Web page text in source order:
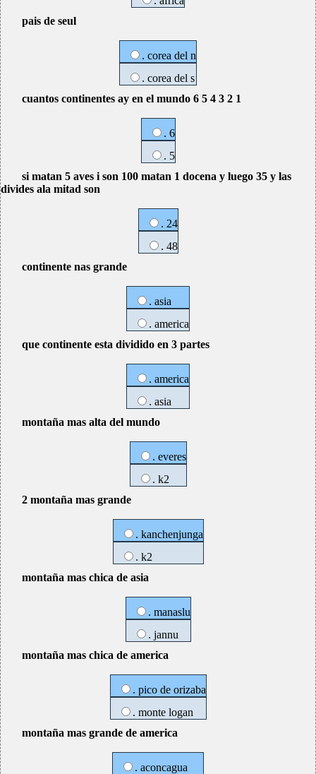
pais de seul
. corea del n
. corea del s
cuantos continentes ay en el mundo 6 5 4 3 2 1
. 6
. 5
si matan 5 aves i son 100 matan 1 docena y luego 35 y las
divides ala mitad son
. 24
. 48
continente nas grande
. asia
. america
que continente esta dividido en 3 partes
. america
. asia
montaña mas alta del mundo
. everes
. k2
2 montaña mas grande
. kanchenjunga
. k2
montaña mas chica de asia
. manaslu
. jannu
montaña mas chica de america
. pico de orizaba
. monte logan
montaña mas grande de america
. aconcagua